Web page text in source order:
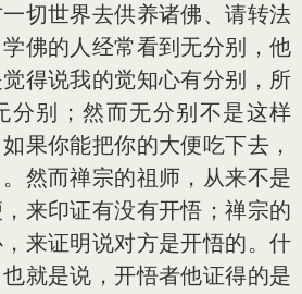
切世界去供养诸佛、请转法
佛的人经常看到无分别，他
得说我的觉知心有分别，所
分别；然而无分别不是这样
果你能把你的大便吃下去，
然而禅宗的祖师，从来不是
来印证有没有开悟；禅宗的
来证明说对方是开悟的。什
就是说，开悟者他证得的是